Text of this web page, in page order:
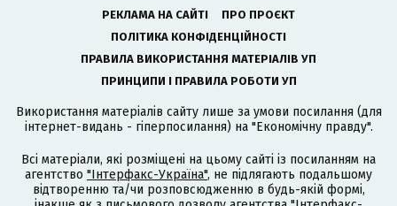
РЕКЛАМА НА САЙТІ
ПРО ПРОЄКТ
ПОЛІТИКА КОНФІДЕНЦІЙНОСТІ
ПРАВИЛА ВИКОРИСТАННЯ МАТЕРІАЛІВ УП
ПРИНЦИПИ І ПРАВИЛА РОБОТИ УП
Використання матеріалів сайту лише за умови посилання (для
інтернет-видань - гіперпосилання) на "Економічну правду".
Всі матеріали, які розміщені на цьому сайті із посиланням на
агентство "Інтерфакс-Україна", не підлягають подальшому
відтворенню та/чи розповсюдженню в будь-якій формі,